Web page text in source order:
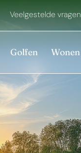
Veelgestelde vragen
Golfen Wonen